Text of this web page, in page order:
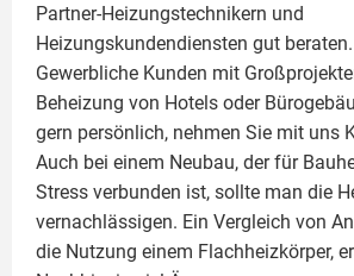
Partner-Heizungstechnikern und
Heizungskundendiensten gut beraten.
Gewerbliche Kunden mit
Beheizung von Hotels oder
gern persönlich, nehmen Sie mit uns
Auch bei einem Neubau, der für
Stress verbunden ist, sollte man die
vernachlässigen. Ein Vergleich von
die Nutzung einem Flachheizkörper,